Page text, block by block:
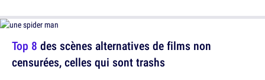
Top 8 des scènes alternatives de films non
censurées, celles qui sont trashs